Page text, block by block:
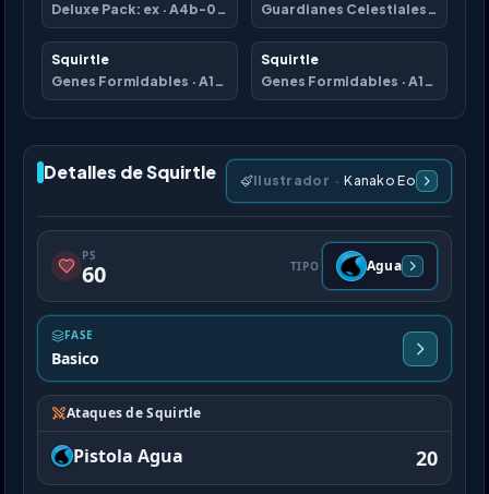
Deluxe Pack: ex · A4b-084
Guardianes Celestiales
·
Squirtle
Genes Formidables · A1-053
Squirtle
Genes Formidables · A1-232
Detalles de Squirtle Ilustrador · Kanako Eo
PS
60 TIPO Agua
FASE
Basico
Ataques de Squirtle
Pistola Agua 20